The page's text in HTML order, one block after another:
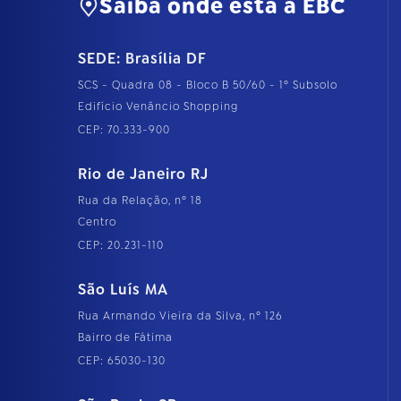
Saiba onde está a EBC
SEDE: Brasília DF
SCS - Quadra 08 - Bloco B 50/60 - 1º Subsolo
Edifício Venâncio Shopping
CEP: 70.333-900
Rio de Janeiro RJ
Rua da Relação, nº 18
Centro
CEP: 20.231-110
São Luís MA
Rua Armando Vieira da Silva, nº 126
Bairro de Fátima
CEP: 65030-130